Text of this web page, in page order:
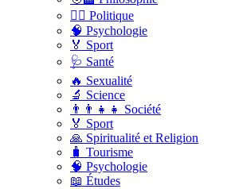
👨‍⚖️ Politique
🧠 Psychologie
🏅 Sport
🩺 Santé
🔥 Sexualité
🔬 Science
👨‍👨‍👧‍👧 Société
🏅 Sport
🙏 Spiritualité et Religion
🧳 Tourisme
🧠 Psychologie
📖 Études